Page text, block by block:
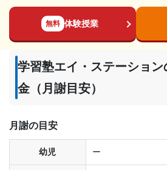
無料 体験授業
学習塾エイ・ステーショ
金（月謝目安）
月謝の目安
幼児 ー